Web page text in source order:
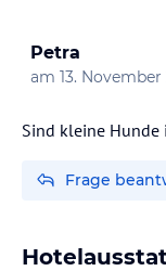
Petra
am 13. November
Frage